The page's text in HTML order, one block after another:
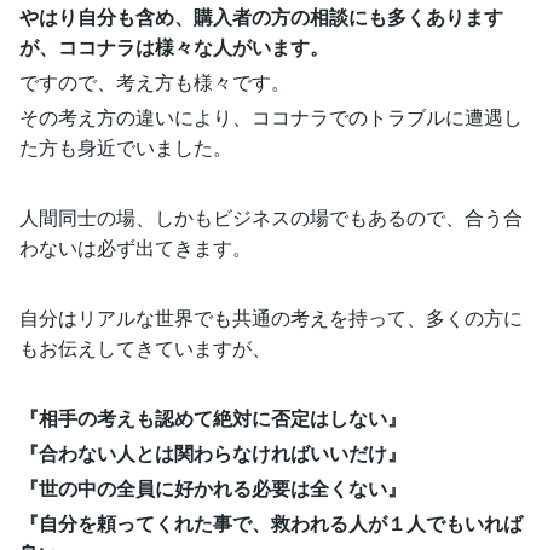
やはり自分も含め、購入者の方の相談にも多くあります
が、ココナラは様々な人がいます。
ですので、考え方も様々です。
その考え方の違いにより、ココナラでのトラブルに遭遇し
た方も身近でいました。
人間同士の場、しかもビジネスの場でもあるので、合う合
わないは必ず出てきます。
自分はリアルな世界でも共通の考えを持って、多くの方に
もお伝えしてきていますが、
『相手の考えも認めて絶対に否定はしない』
『合わない人とは関わらなければいいだけ』
『世の中の全員に好かれる必要は全くない』
『自分を頼ってくれた事で、救われる人が１人でもいれば